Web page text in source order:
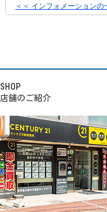
＜＜ インフォメーションの
SHOP
店舗のご紹介